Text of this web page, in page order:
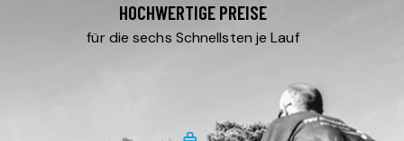
HOCHWERTIGE PREISE
für die sechs Schnellsten je Lauf